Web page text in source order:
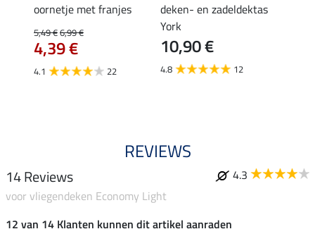
oornetje met franjes
5,49 €6,99 €
4,39 €
4.1 22
deken- en zadeldektas
York
10,90 €
4.8 12
REVIEWS
14 Reviews
4.3
voor vliegendeken Economy Light
12 van 14 Klanten kunnen dit artikel aanraden